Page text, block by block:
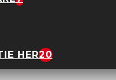
HER20